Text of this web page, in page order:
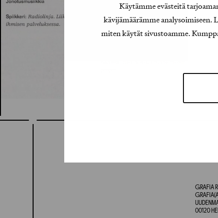
Käytämme evästeitä
kävijämäärämme analysoimiseen.
miten käytät sivustoamme.
GRAFIA
00120